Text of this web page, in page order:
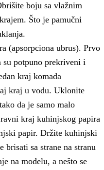
boju sa vlažnim
Što je pamučni
(apsorpciona ubrus). Prvo
su potpuno prekriveni i
kraj komada
kraj u vodu. Uklonite
da je samo malo
kraj kuhinjskog papira
papir. Držite kuhinjski
brisati sa strane na stranu
na modelu, a nešto se